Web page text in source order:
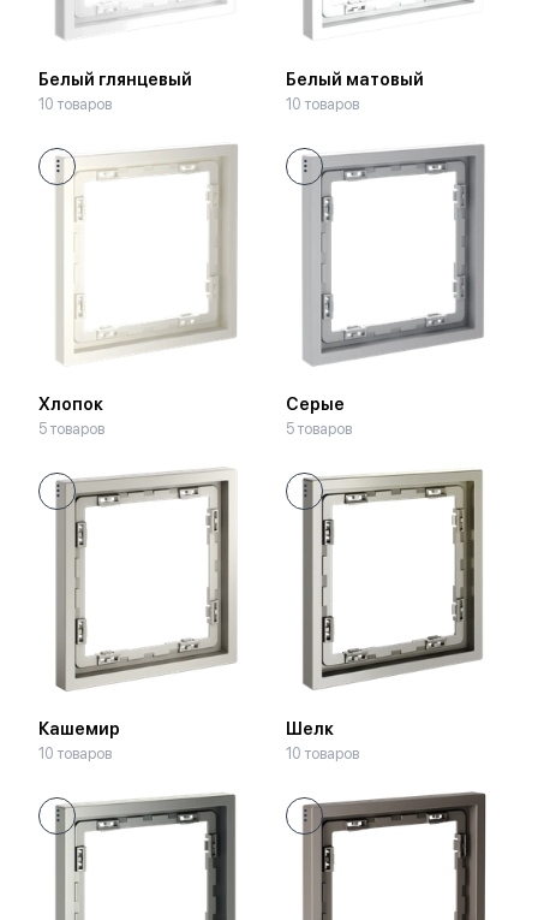
Белый глянцевый
10 товаров
Белый матовый
10 товаров
Хлопок
5 товаров
Серые
5 товаров
Кашемир
10 товаров
Шелк
10 товаров